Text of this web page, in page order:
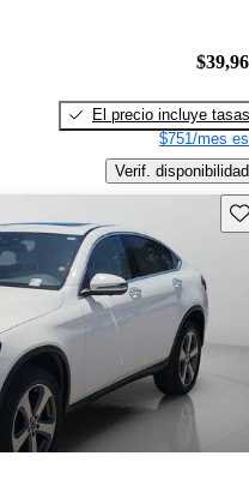
El precio incluye tasas
$751/mes
Verif. disponibilidad